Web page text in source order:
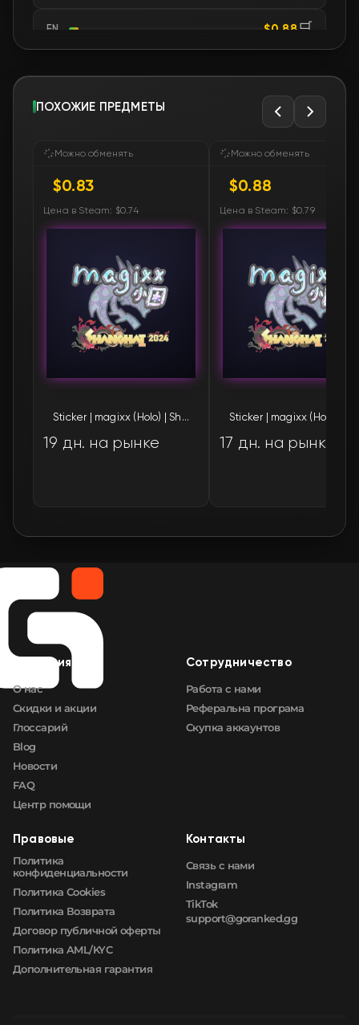
FN $0.88🛒
FN $0.88 🛒
FN $0.88
FN $0.90
FN $0.90🛒
$0.90🛒
$0.90🛒
$0.90🛒
FN $0.90🛒
FN $0.90🛒
FN $0.90🛒
FN
FN $0.90
ПОХОЖИЕ ПРЕДМЕТЫ
Можно обменять
$0.83
Цена в Steam: $0.74
Sticker | magixx (Holo) | Shanghai 2024
19 дн. на рынке
Можно обменять
$0.88
Цена в Steam: $0.79
17 дн. на рынке
Компания
О нас
Скидки и акции
Глоссарий
Blog
Новости
FAQ
Центр помощи
Сотрудничество
Работа с нами
Реферальна програма
Скупка аккаунтов
Правовые
Политика
конфиденциальности
Политика Cookies
Политика Возврата
Договор публичной оферты
Политика AML/KYC
Дополнительная гарантия
Контакты
Связь с нами
Instagram
TikTok
support@goranked.gg